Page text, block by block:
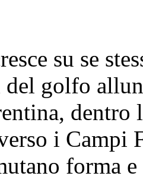
su se
golfo
dentro
i Campi
forma